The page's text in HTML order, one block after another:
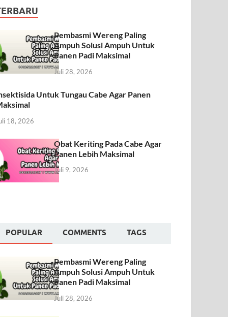
Pembasmi Wereng Paling
Ampuh Solusi Ampuh Untuk
Panen Padi Maksimal
Juli 28, 2026
Untuk Tungau Cabe Agar Panen
18, 2026
Obat Keriting Pada Cabe Agar
Panen Lebih Maksimal
Juli 9, 2026
POPULAR COMMENTS TAGS
Pembasmi Wereng Paling
Ampuh Solusi Ampuh Untuk
Panen Padi Maksimal
Juli 28, 2026